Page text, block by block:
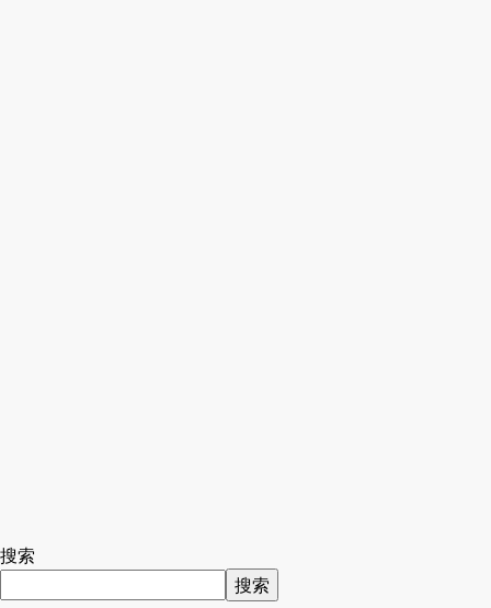
搜索
搜索